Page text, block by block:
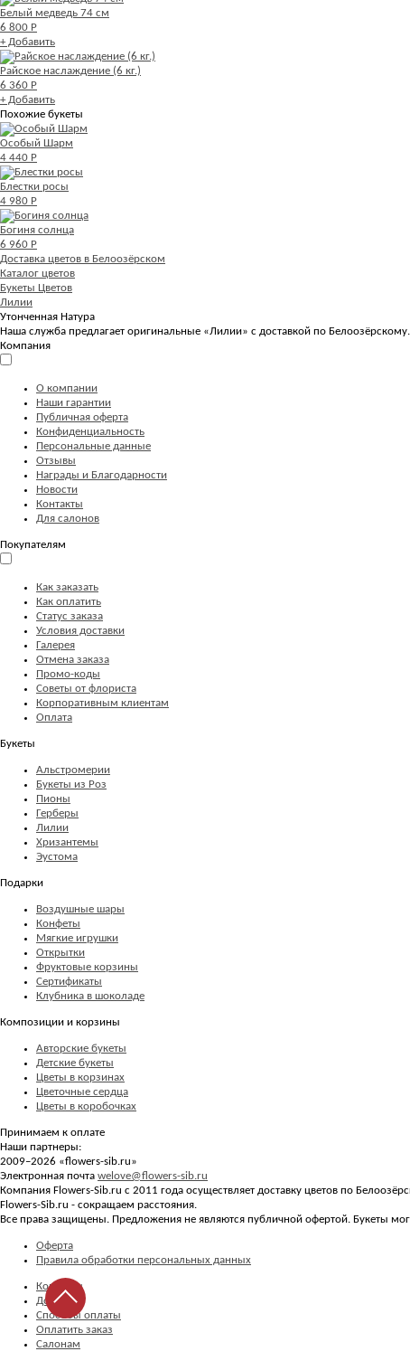
Белый медведь 74 см
6 800 Р
+ Добавить
Райское наслаждение (6 кг.)
6 360 Р
+ Добавить
Похожие букеты
Особый Шарм
4 440 Р
Блестки росы
4 980 Р
Богиня солнца
6 960 Р
Доставка цветов в Белоозёрском
Каталог цветов
Букеты Цветов
Лилии
Утонченная Натура
Наша служба предлагает оригинальные «Лилии» с доставкой по
Компания
О компании
Наши гарантии
Публичная оферта
Конфиденциальность
Персональные данные
Отзывы
Награды и Благодарности
Новости
Контакты
Для салонов
Покупателям
Как заказать
Как оплатить
Статус заказа
Условия доставки
Галерея
Отмена заказа
Промо-коды
Советы от флориста
Корпоративным клиентам
Оплата
Букеты
Альстромерии
Букеты из Роз
Пионы
Герберы
Лилии
Хризантемы
Эустома
Подарки
Воздушные шары
Конфеты
Мягкие игрушки
Открытки
Фруктовые корзины
Сертификаты
Клубника в шоколаде
Композиции и корзины
Авторские букеты
Детские букеты
Цветы в корзинах
Цветочные сердца
Цветы в коробочках
Принимаем к оплате
Наши партнеры:
2009–2026 «flowers-sib.ru»
Электронная почта welove@flowers-sib.ru
Компания Flowers-Sib.ru с 2011 года осуществляет доставку цветов по
Flowers-Sib.ru - сокращаем расстояния.
Все права защищены. Предложения не являются публичной офертой. Букеты
Оферта
Правила обработки персональных данных
Контакты
Доставка
Способы оплаты
Оплатить заказ
Салонам